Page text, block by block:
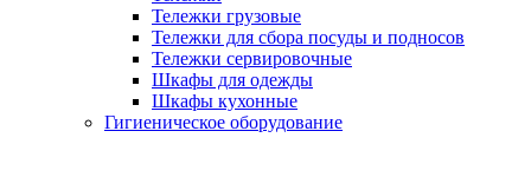
Тележки грузовые
Тележки для сбора посуды и подносов
Тележки сервировочные
Шкафы для одежды
Шкафы кухонные
Гигиеническое оборудование